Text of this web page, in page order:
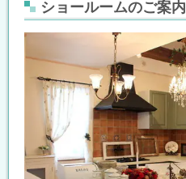
ショールームのご案内